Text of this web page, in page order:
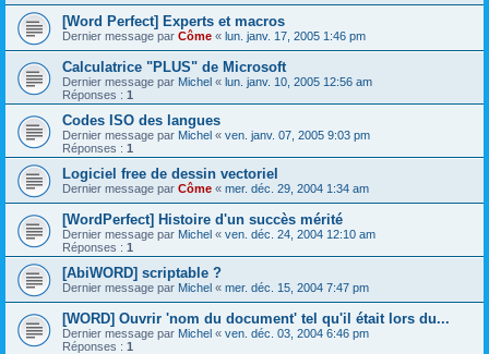
[Word Perfect] Experts et macros
Dernier message par Côme « lun. janv. 17, 2005 1:46 pm
Calculatrice "PLUS" de Microsoft
Dernier message par Michel « lun. janv. 10, 2005 12:56 am
Réponses : 1
Codes ISO des langues
Dernier message par Michel « ven. janv. 07, 2005 9:03 pm
Réponses : 1
Logiciel free de dessin vectoriel
Dernier message par Côme « mer. déc. 29, 2004 1:34 am
[WordPerfect] Histoire d'un succès mérité
Dernier message par Michel « ven. déc. 24, 2004 12:10 am
Réponses : 1
[AbiWORD] scriptable ?
Dernier message par Michel « mer. déc. 15, 2004 7:47 pm
[WORD] Ouvrir 'nom du document' tel qu'il était lors du...
Dernier message par Michel « ven. déc. 03, 2004 6:46 pm
Réponses : 1